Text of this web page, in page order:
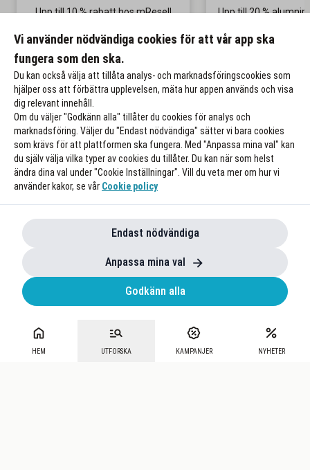
HEM UTFORSKA KAMPANJER NYHETER
Upp till 10 % rabatt hos mResell
Till rabatten
Upp till 20 %
Vi använder nödvändiga cookies för att vår app ska
fungera som den ska.
Du kan också välja att tillåta analys- och marknadsföringscookies som
hjälper oss att förbättra upplevelsen, mäta hur appen används och visa
dig relevant innehåll.
Om du väljer "Godkänn alla" tillåter du cookies för analys och
marknadsföring. Väljer du "Endast nödvändiga" sätter vi bara cookies
som krävs för att plattformen ska fungera. Med "Anpassa mina val" kan
du själv välja vilka typer av cookies du tillåter. Du kan när som helst
ändra dina val under "Cookie Inställningar". Vill du veta mer om hur vi
använder kakor, se vår Cookie policy
Endast nödvändiga
Anpassa mina val
Godkänn alla